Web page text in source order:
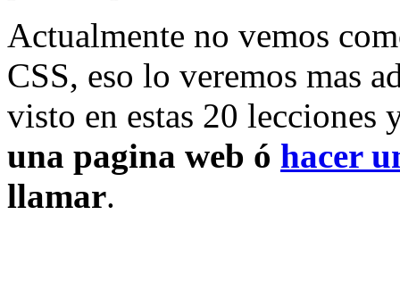
Actualmente no vemos
CSS, eso lo veremos mas
visto en estas 20 lecciones
una pagina web ó hacer
llamar.